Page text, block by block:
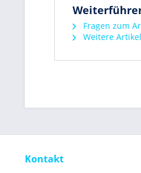
Fragen zum
Weitere
Kontakt